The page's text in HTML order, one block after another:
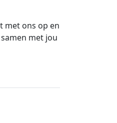
met ons op en
met jou